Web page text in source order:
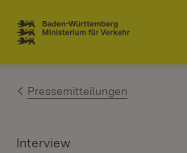
Zum Inhalt springen
Link zur Startseite
Pressemitteilungen
Interview